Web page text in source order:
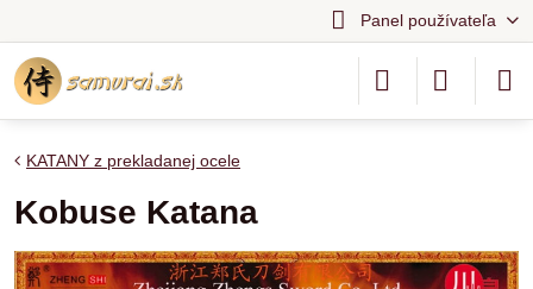
Panel používateľa
KATANY z prekladanej ocele
Kobuse Katana